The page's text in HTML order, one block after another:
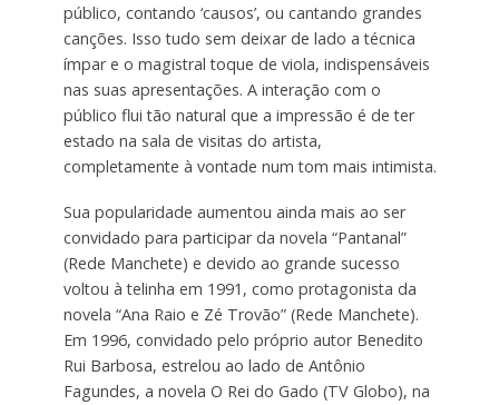
público, contando ‘causos’, ou cantando grandes
canções. Isso tudo sem deixar de lado a técnica
ímpar e o magistral toque de viola, indispensáveis
nas suas apresentações. A interação com o
público flui tão natural que a impressão é de ter
estado na sala de visitas do artista,
completamente à vontade num tom mais intimista.
Sua popularidade aumentou ainda mais ao ser
convidado para participar da novela “Pantanal”
(Rede Manchete) e devido ao grande sucesso
voltou à telinha em 1991, como protagonista da
novela “Ana Raio e Zé Trovão” (Rede Manchete).
Em 1996, convidado pelo próprio autor Benedito
Rui Barbosa, estrelou ao lado de Antônio
Fagundes, a novela O Rei do Gado (TV Globo), na